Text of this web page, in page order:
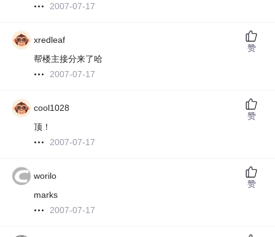
2007-07-17
xredleaf
帮楼主接分来了哈
2007-07-17
赞
cool1028
顶！
2007-07-17
赞
worilo
marks
2007-07-17
赞